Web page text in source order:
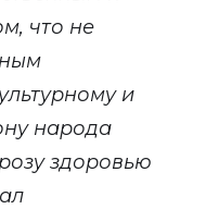
что не
и
народа
здоровью